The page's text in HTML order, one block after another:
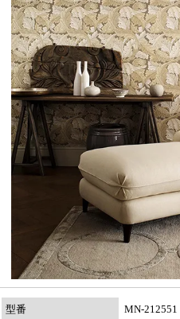
型番 MN-212551